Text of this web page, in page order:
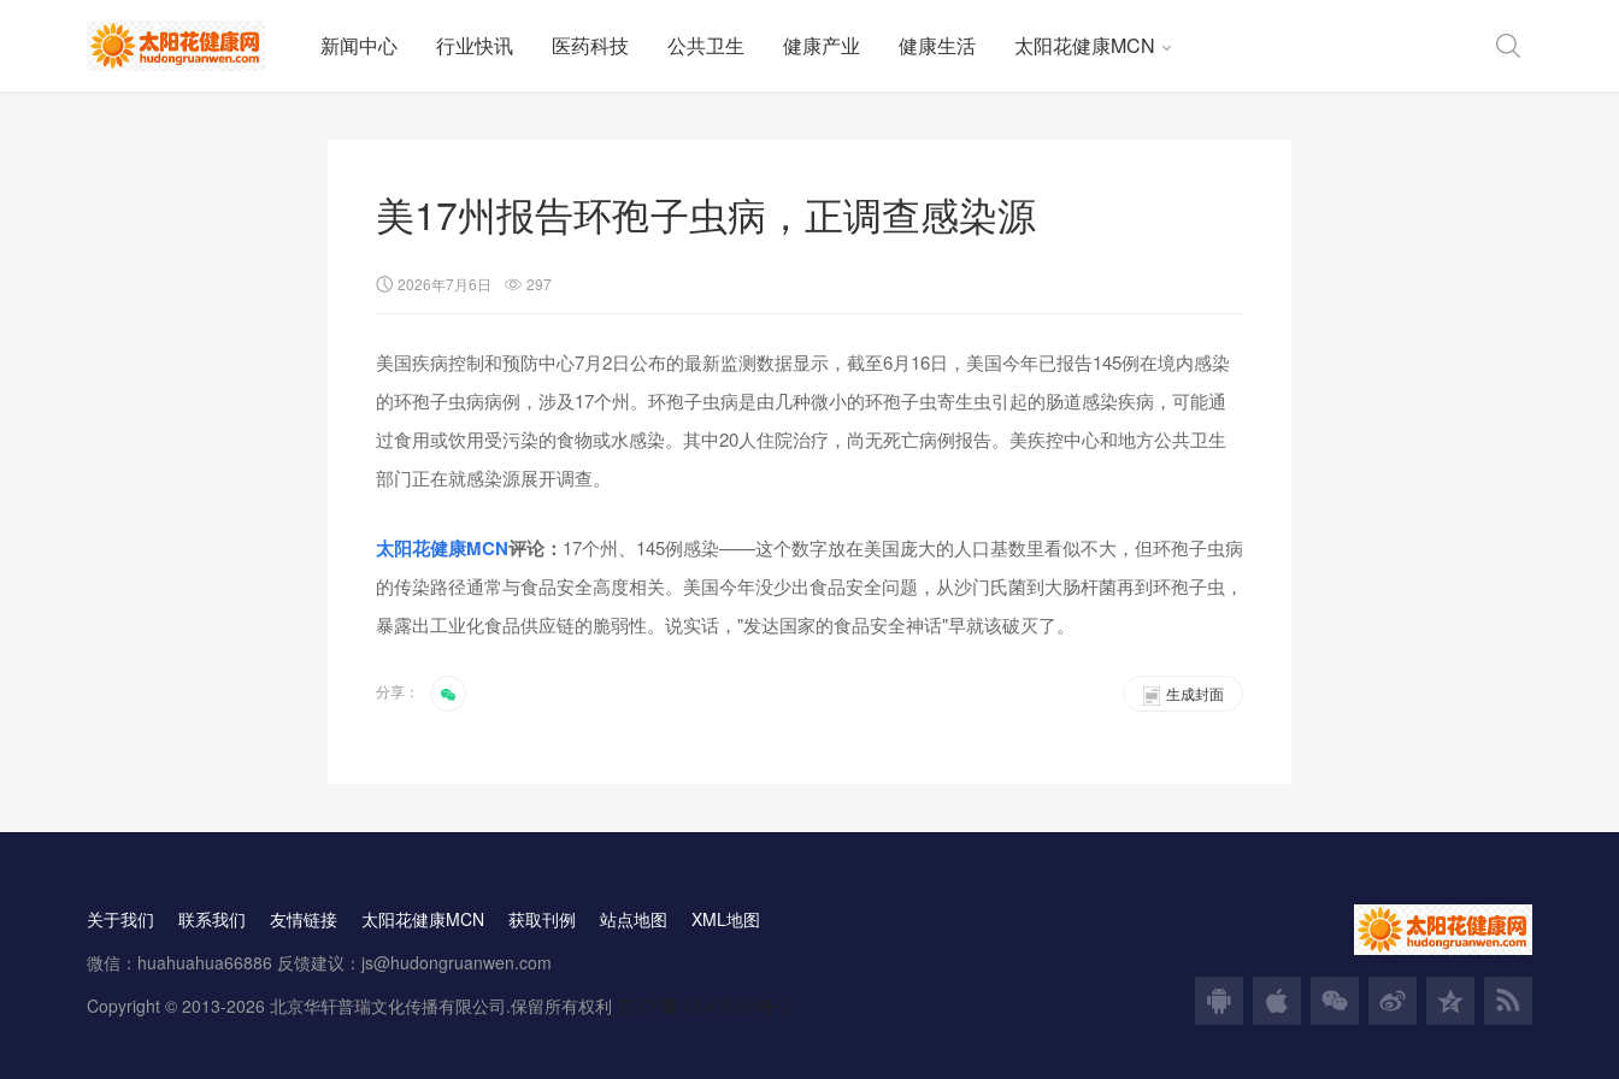
新闻中心 行业快讯 医药科技 公共卫生 健康产业 健康生活 太阳花健康MCN
美17州报告环孢子虫病，正调查感染源
2026年7月6日 297
美国疾病控制和预防中心7月2日公布的最新监测数据显示，截至6月16日，美国今年已报告145例在境内感染
的环孢子虫病病例，涉及17个州。环孢子虫病是由几种微小的环孢子虫寄生虫引起的肠道感染疾病，可能通
过食用或饮用受污染的食物或水感染。其中20人住院治疗，尚无死亡病例报告。美疾控中心和地方公共卫生
部门正在就感染源展开调查。
太阳花健康MCN评论： 17个州、145例感染——这个数字放在美国庞大的人口基数里看似不大，但环孢子虫病
的传染路径通常与食品安全高度相关。美国今年没少出食品安全问题，从沙门氏菌到大肠杆菌再到环孢子虫，
暴露出工业化食品供应链的脆弱性。说实话，"发达国家的食品安全神话"早就该破灭了。
分享： 生成封面
关于我们 联系我们 友情链接 太阳花健康MCN 获取刊例 站点地图
XML地图
微信：huahuahua66886 反馈建议：js@hudongruanwen.com
Copyright © 2013-2026 北京华轩普瑞文化传播有限公司.保留所有权利 京ICP备16061888号-3